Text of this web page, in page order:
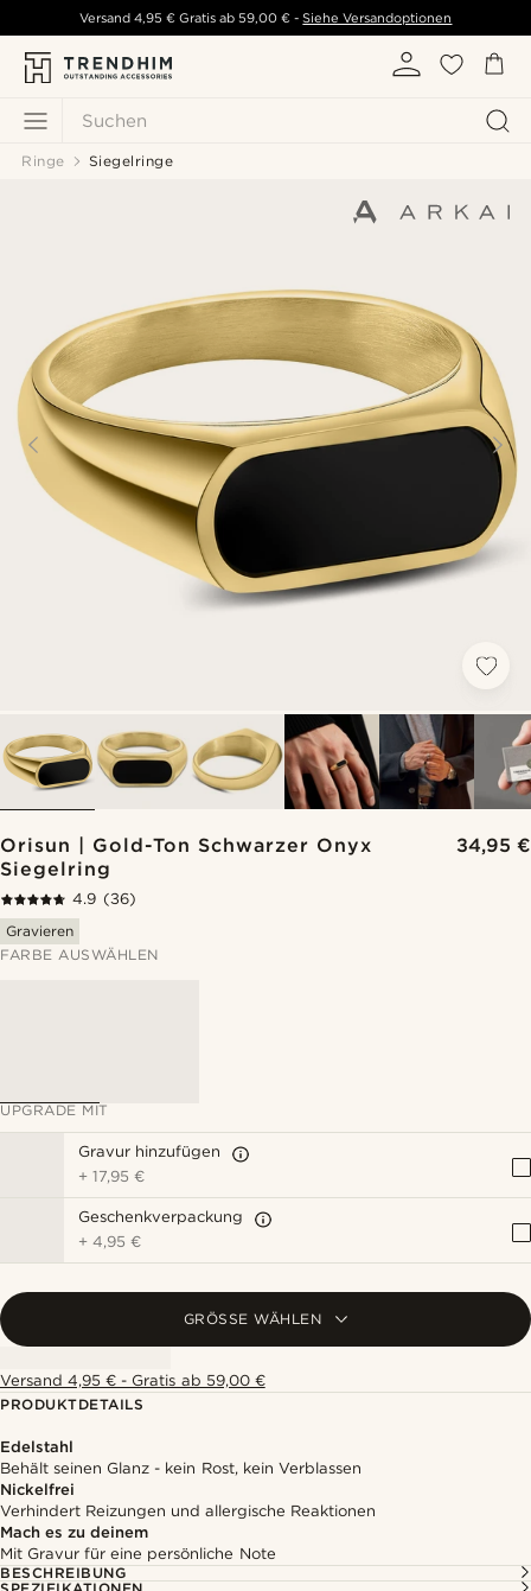
Suchen
Versand 4,95 € Gratis ab59,00 € - Siehe Versandoptionen
Ringe Siegelringe
Orisun | Gold-Ton Schwarzer Onyx
Siegelring
34,95 €
4.9 (36)
Gravieren
FARBE AUSWÄHLEN
UPGRADE MIT
Gravur hinzufügen
+17,95 €
Geschenkverpackung
+4,95 €
GRÖSSE WÄHLEN
Versand 4,95 € - Gratis ab 59,00 €
PRODUKTDETAILS
Edelstahl
Behält seinen Glanz - kein Rost, kein Verblassen
Nickelfrei
Verhindert Reizungen und allergische Reaktionen
Mach es zu deinem
Mit Gravur für eine persönliche Note
BESCHREIBUNG